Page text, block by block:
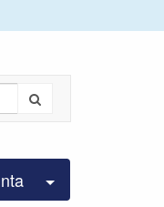
Seleccionar